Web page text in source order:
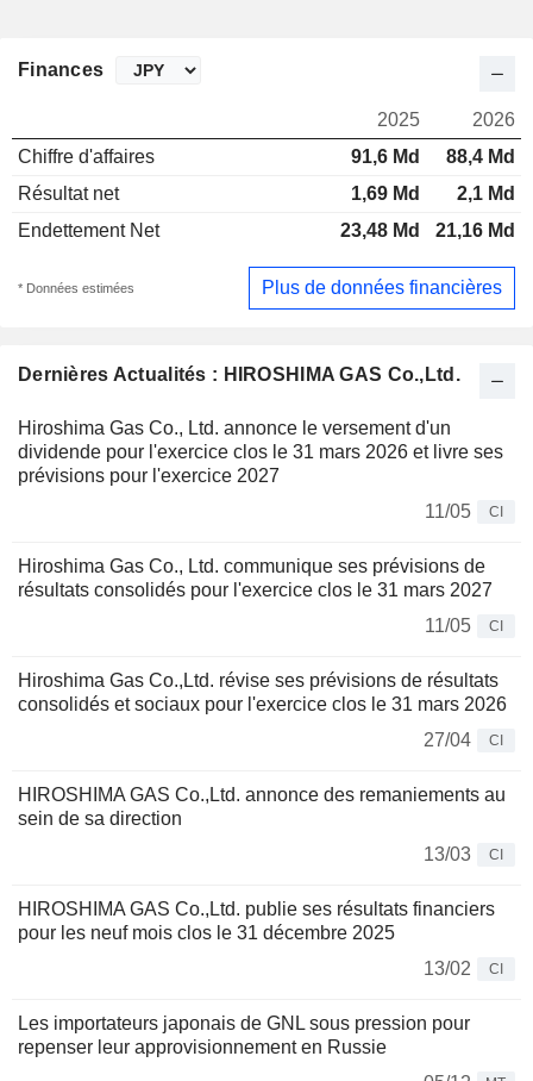
Dernières Actualités : HIROSHIMA GAS Co.,Ltd.
Hiroshima Gas Co., Ltd. annonce le versement d'un
dividende pour l'exercice clos le 31 mars 2026 et livre ses
prévisions pour l'exercice 2027
11/05
CI
Hiroshima Gas Co., Ltd. communique ses prévisions de
résultats consolidés pour l'exercice clos le 31 mars 2027
11/05
CI
Hiroshima Gas Co.,Ltd. révise ses prévisions de résultats
consolidés et sociaux pour l'exercice clos le 31 mars 2026
27/04
CI
HIROSHIMA GAS Co.,Ltd. annonce des remaniements au
sein de sa direction
13/03
CI
HIROSHIMA GAS Co.,Ltd. publie ses résultats financiers
pour les neuf mois clos le 31 décembre 2025
13/02
CI
Les importateurs japonais de GNL sous pression pour
repenser leur approvisionnement en Russie
Finances
2025
2026
Chiffre d'affaires
91,6 Md
88,4 Md
Résultat net
1,69 Md
2,1 Md
Endettement Net
23,48 Md 21,16 Md
* Données estimées Plus de données financières